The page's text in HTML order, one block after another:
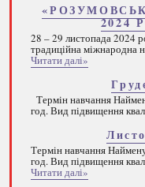
2024
28 – 29 листопада 2024
традиційна міжнародна
Читати далі»
Термін навчання
год. Вид підвищення
Термін навчання
год. Вид підвищення
Читати далі»